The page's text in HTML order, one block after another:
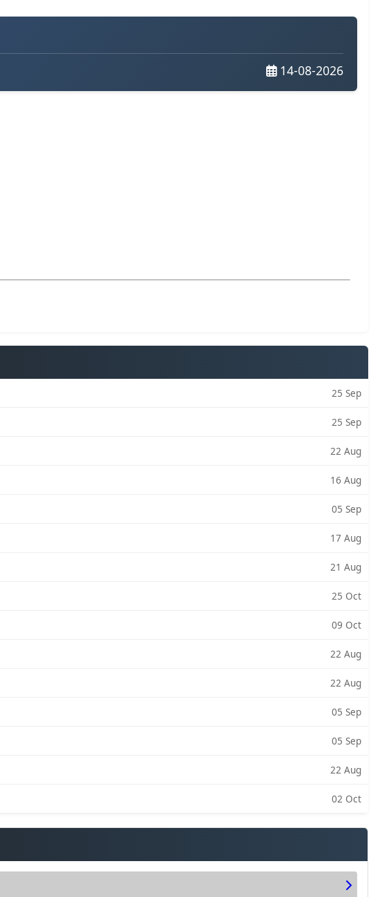
14-08-2026
25 Sep
25 Sep
22 Aug
16 Aug
05 Sep
17 Aug
21 Aug
25 Oct
09 Oct
22 Aug
22 Aug
05 Sep
05 Sep
22 Aug
02 Oct